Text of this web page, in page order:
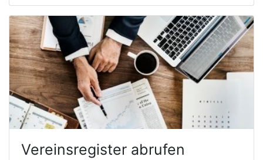
Vereinsregister abrufen